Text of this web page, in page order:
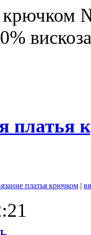
платья
платья крючком |